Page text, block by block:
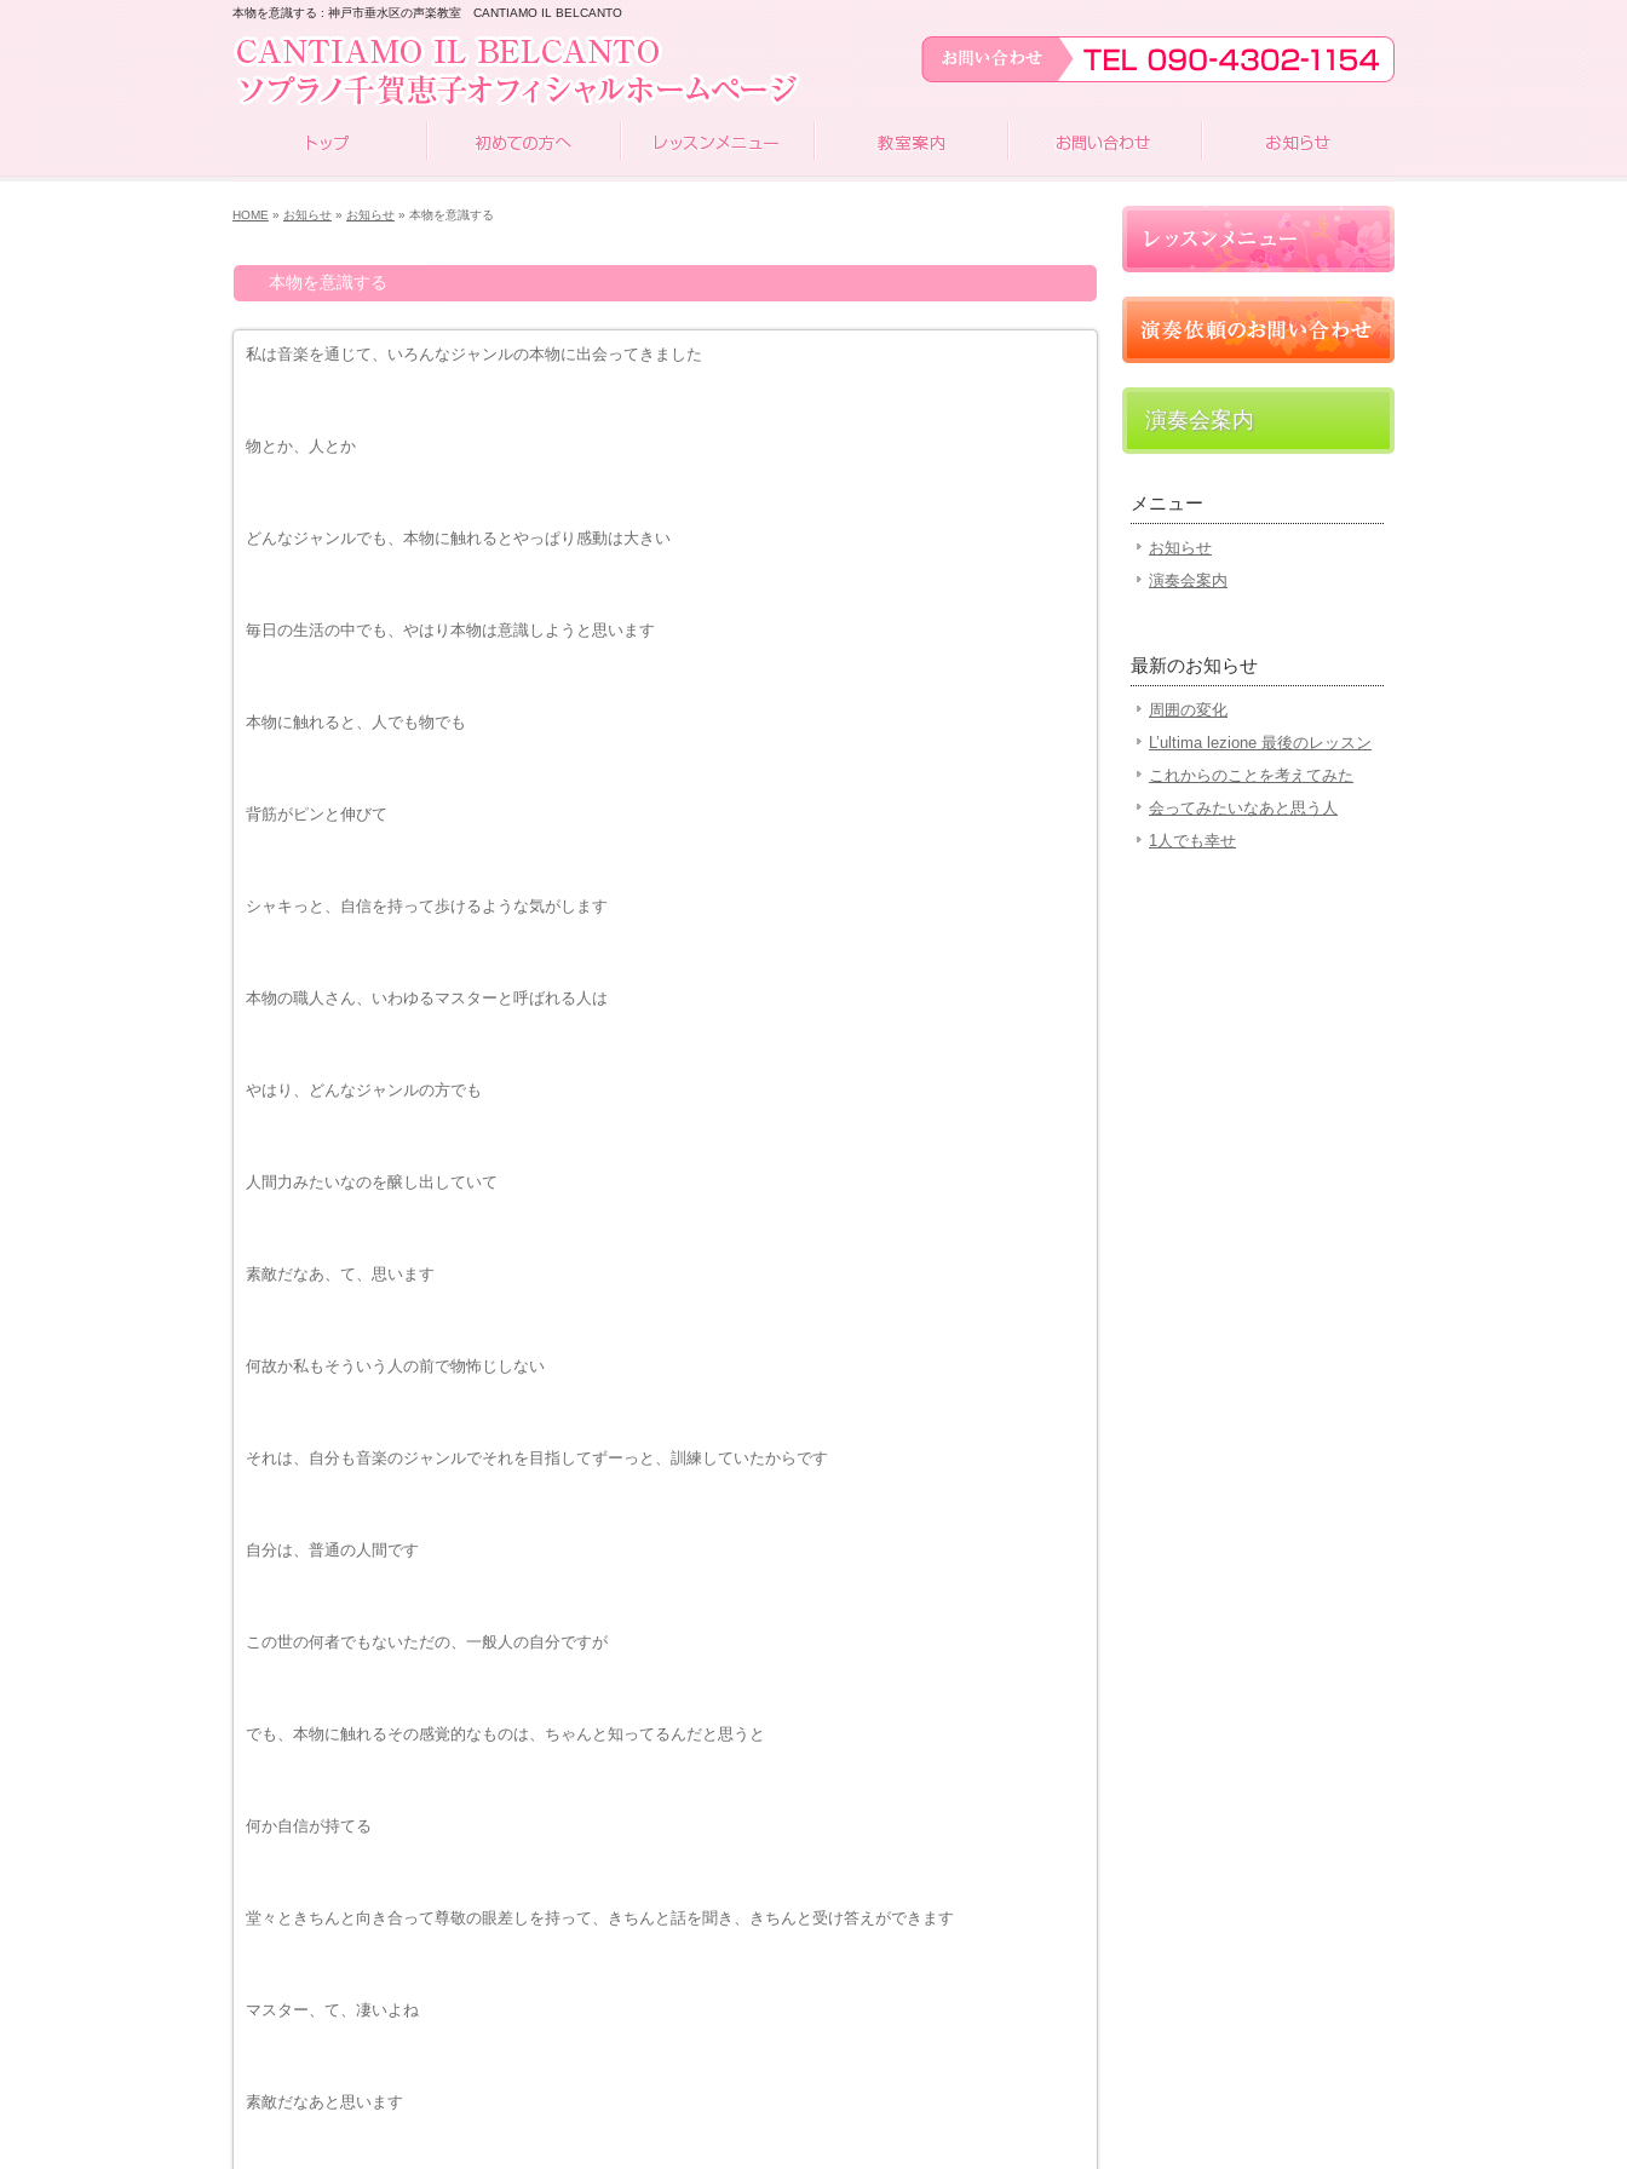
本物を意識する : 神戸市垂水区の声楽教室 CANTIAMO IL BELCANTO
HOME » お知らせ » お知らせ » 本物を意識する
本物を意識する
私は音楽を通じて、いろんなジャンルの本物に出会ってきました
物とか、人とか
どんなジャンルでも、本物に触れるとやっぱり感動は大きい
毎日の生活の中でも、やはり本物は意識しようと思います
本物に触れると、人でも物でも
背筋がピンと伸びて
シャキっと、自信を持って歩けるような気がします
本物の職人さん、いわゆるマスターと呼ばれる人は
やはり、どんなジャンルの方でも
人間力みたいなのを醸し出していて
素敵だなあ、て、思います
何故か私もそういう人の前で物怖じしない
それは、自分も音楽のジャンルでそれを目指してずーっと、訓練していたからです
自分は、普通の人間です
この世の何者でもないただの、一般人の自分ですが
でも、本物に触れるその感覚的なものは、ちゃんと知ってるんだと思うと
何か自信が持てる
堂々ときちんと向き合って尊敬の眼差しを持って、きちんと話を聞き、きちんと受け答えができます
マスター、て、凄いよね
素敵だなあと思います
演奏会案内
メニュー
お知らせ
演奏会案内
最新のお知らせ
周囲の変化
L’ultima lezione 最後のレッスン
これからのことを考えてみた
会ってみたいなあと思う人
1人でも幸せ